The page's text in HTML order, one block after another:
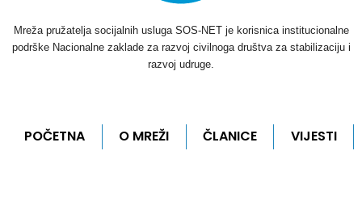
Mreža pružatelja socijalnih usluga SOS-NET je korisnica institucionalne
podrške Nacionalne zaklade za razvoj civilnoga društva za stabilizaciju i
razvoj udruge.
POČETNA O MREŽI ČLANICE VIJESTI